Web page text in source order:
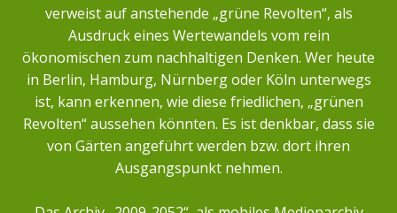
verweist auf anstehende „grüne Revolten“, als
Ausdruck eines Wertewandels vom rein
ökonomischen zum nachhaltigen Denken. Wer heute
in Berlin, Hamburg, Nürnberg oder Köln unterwegs
ist, kann erkennen, wie diese friedlichen, „grünen
Revolten“ aussehen könnten. Es ist denkbar, dass sie
von Gärten angeführt werden bzw. dort ihren
Ausgangspunkt nehmen.